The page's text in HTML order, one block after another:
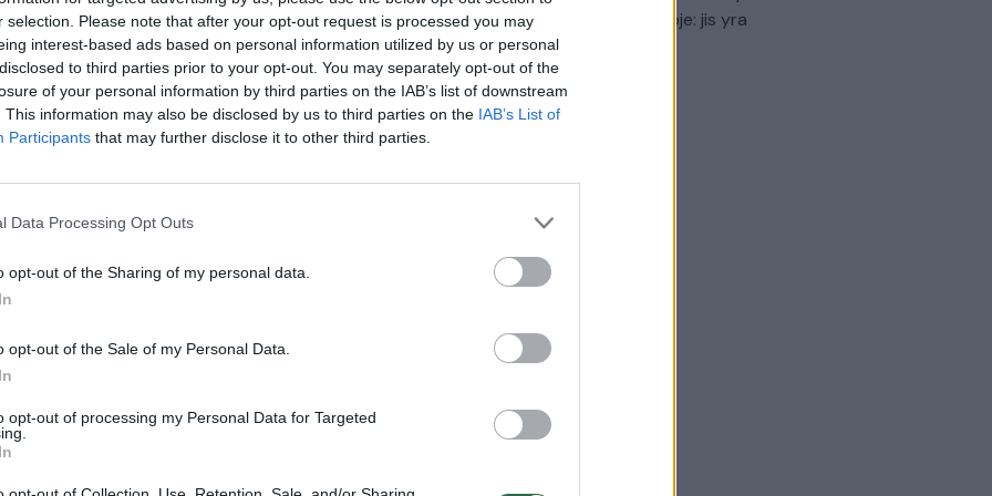
selection. Please note that after your opt-out request is processed you may
interest-based ads based on personal information utilized by us or personal
to third parties prior to your opt-out. You may separately opt-out of the
of your personal information by third parties on the IAB’s list of downstream
This information may also be disclosed by us to third parties on the IAB’s List of
Participants that may further disclose it to other third parties.
Data Processing Opt Outs
opt-out of the Sharing of my personal data.
opt-out of the Sale of my Personal Data.
opt-out of processing my Personal Data for Targeted
Video Tik leisk
Visi įrašai
–
kasdienybė – priekabiavimas, patyčios ir
įsitvirtinti Ukrainos politikoje: jis yra
neteisus